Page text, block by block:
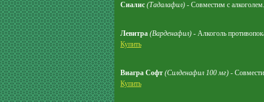
Сиалис (Тадалафил) - Совместим с
Левитра (Варденафил) - Алкоголь
Купить
Виагра Софт (Силденафил 100 мг) -
Купить